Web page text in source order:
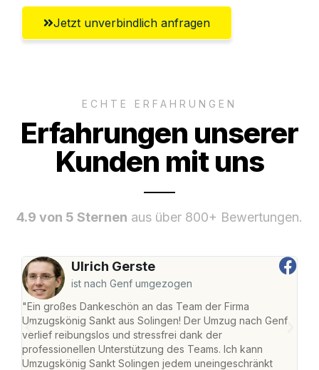
Jetzt unverbindlich anfragen
ECHTE ERFAHRUNGEN
Erfahrungen unserer
Kunden mit uns
4.9 von 5 Sternen aus über 800+ Bewertungen.
Ulrich Gerste
ist nach Genf umgezogen
"Ein großes Dankeschön an das Team der Firma
Umzugskönig Sankt aus Solingen! Der Umzug nach Genf
verlief reibungslos und stressfrei dank der
professionellen Unterstützung des Teams. Ich kann
Umzugskönig Sankt Solingen jedem uneingeschränkt